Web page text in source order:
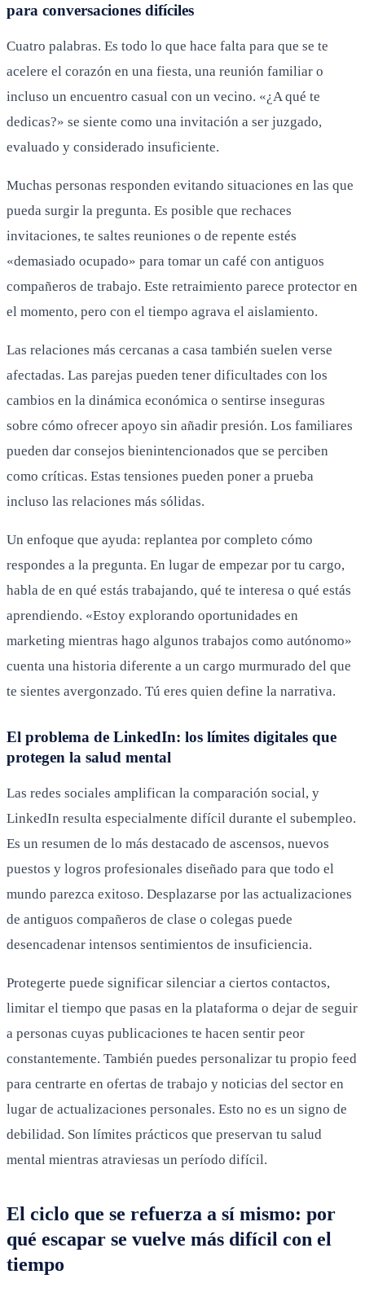
para conversaciones difíciles
Cuatro palabras. Es todo lo que hace falta para que se te
acelere el corazón en una fiesta, una reunión familiar o
incluso un encuentro casual con un vecino. «¿A qué te
dedicas?» se siente como una invitación a ser juzgado,
evaluado y considerado insuficiente.
Muchas personas responden evitando situaciones en las que
pueda surgir la pregunta. Es posible que rechaces
invitaciones, te saltes reuniones o de repente estés
«demasiado ocupado» para tomar un café con antiguos
compañeros de trabajo. Este retraimiento parece protector en
el momento, pero con el tiempo agrava el aislamiento.
Las relaciones más cercanas a casa también suelen verse
afectadas. Las parejas pueden tener dificultades con los
cambios en la dinámica económica o sentirse inseguras
sobre cómo ofrecer apoyo sin añadir presión. Los familiares
pueden dar consejos bienintencionados que se perciben
como críticas. Estas tensiones pueden poner a prueba
incluso las relaciones más sólidas.
Un enfoque que ayuda: replantea por completo cómo
respondes a la pregunta. En lugar de empezar por tu cargo,
habla de en qué estás trabajando, qué te interesa o qué estás
aprendiendo. «Estoy explorando oportunidades en
marketing mientras hago algunos trabajos como autónomo»
cuenta una historia diferente a un cargo murmurado del que
te sientes avergonzado. Tú eres quien define la narrativa.
El problema de LinkedIn: los límites digitales que
protegen la salud mental
Las redes sociales amplifican la comparación social, y
LinkedIn resulta especialmente difícil durante el subempleo.
Es un resumen de lo más destacado de ascensos, nuevos
puestos y logros profesionales diseñado para que todo el
mundo parezca exitoso. Desplazarse por las actualizaciones
de antiguos compañeros de clase o colegas puede
desencadenar intensos sentimientos de insuficiencia.
Protegerte puede significar silenciar a ciertos contactos,
limitar el tiempo que pasas en la plataforma o dejar de seguir
a personas cuyas publicaciones te hacen sentir peor
constantemente. También puedes personalizar tu propio feed
para centrarte en ofertas de trabajo y noticias del sector en
lugar de actualizaciones personales. Esto no es un signo de
debilidad. Son límites prácticos que preservan tu salud
mental mientras atraviesas un período difícil.
El ciclo que se refuerza a sí mismo: por
qué escapar se vuelve más difícil con el
tiempo